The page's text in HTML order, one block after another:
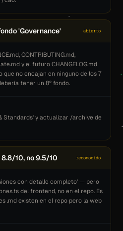
'Governance' abierto
CONTRIBUTING.md,
y el futuro CHANGELOG.md
no encajan en ninguno de los 7
tener un 8º fondo.
Standards' y actualizar /archive de
10, no 9.5/10 reconocido
con detalle completo' — pero
del frontend, no en el repo. Es
.md existen en el repo pero la web